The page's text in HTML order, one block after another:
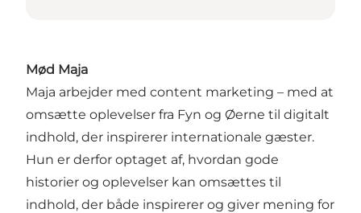
Mød Maja
Maja arbejder med content marketing – med at
omsætte oplevelser fra Fyn og Øerne til digitalt
indhold, der inspirerer internationale gæster.
Hun er derfor optaget af, hvordan gode
historier og oplevelser kan omsættes til
indhold, der både inspirerer og giver mening for